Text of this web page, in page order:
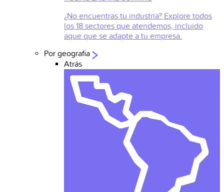
¿No encuentras tu industria? Explore todos
los 18 sectores que atendemos, incluido
aque que se adapte a tu empresa.
Por geografia
Atrás